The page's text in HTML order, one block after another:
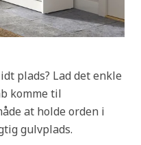
plads? Lad det enkle
komme til
at holde orden i
gulvplads.